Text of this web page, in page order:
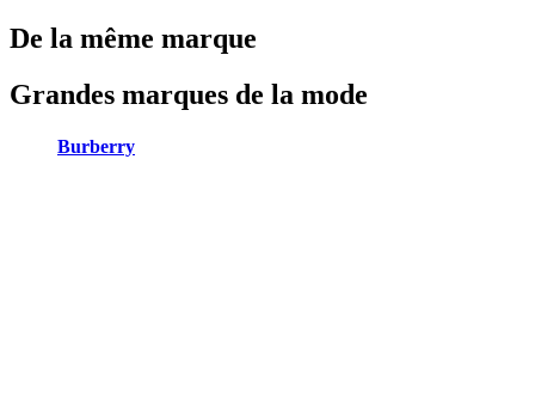
De la même marque
Grandes marques de la mode
Burberry